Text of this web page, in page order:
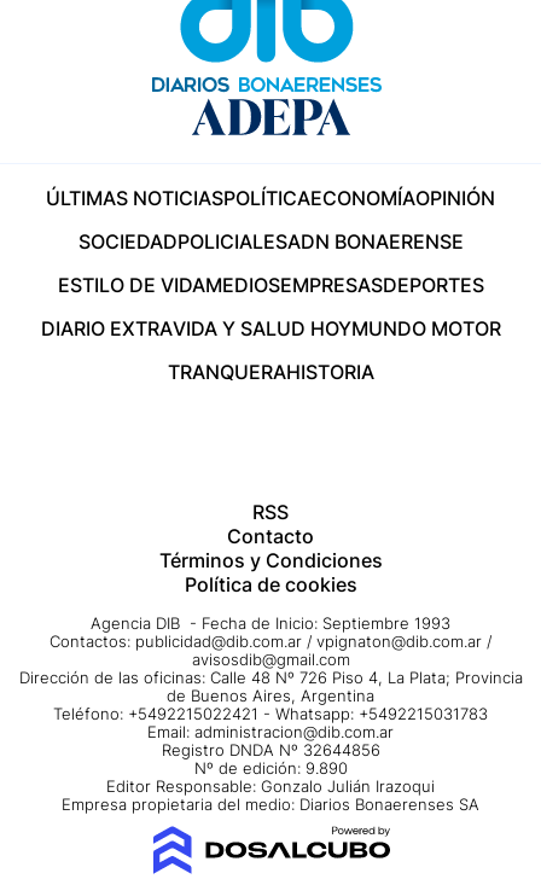
ÚLTIMAS NOTICIASPOLÍTICAECONOMÍAOPINIÓN
SOCIEDADPOLICIALESADN BONAERENSE
ESTILO DE VIDAMEDIOSEMPRESASDEPORTES
DIARIO EXTRAVIDA Y SALUD HOYMUNDO MOTOR
TRANQUERAHISTORIA
RSS
Contacto
Términos y Condiciones
Política de cookies
Agencia DIB - Fecha de Inicio: Septiembre 1993
Contactos: publicidad@dib.com.ar / vpignaton@dib.com.ar /
avisosdib@gmail.com
Dirección de las oficinas: Calle 48 Nº 726 Piso 4, La Plata; Provincia
de Buenos Aires, Argentina
Teléfono: +5492215022421 - Whatsapp: +5492215031783
Email: administracion@dib.com.ar
Registro DNDA Nº 32644856
Nº de edición: 9.890
Editor Responsable: Gonzalo Julián Irazoqui
Empresa propietaria del medio: Diarios Bonaerenses SA